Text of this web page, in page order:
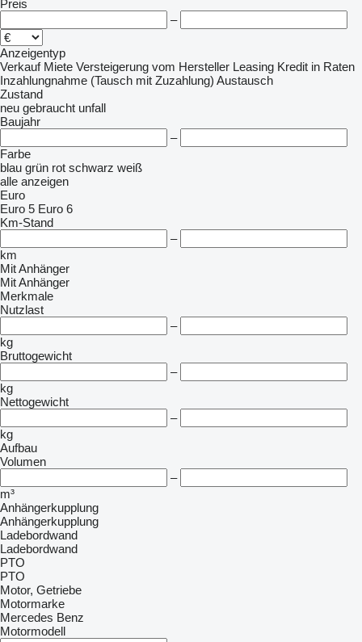
Preis
–
Anzeigentyp
Verkauf Miete Versteigerung vom Hersteller Leasing Kredit in Raten
Inzahlungnahme (Tausch mit Zuzahlung) Austausch
Zustand
neu gebraucht unfall
Baujahr
–
Farbe
blau grün rot schwarz weiß
alle anzeigen
Euro
Euro 5 Euro 6
Km-Stand
–
km
Mit Anhänger
Mit Anhänger
Merkmale
Nutzlast
–
kg
Bruttogewicht
–
kg
Nettogewicht
–
kg
Aufbau
Volumen
–
m³
Anhängerkupplung
Anhängerkupplung
Ladebordwand
Ladebordwand
PTO
PTO
Motor, Getriebe
Motormarke
Mercedes Benz
Motormodell